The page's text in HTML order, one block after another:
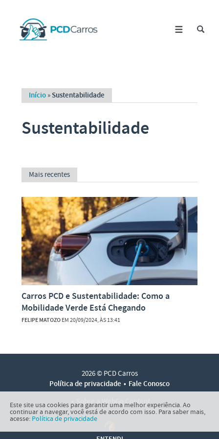
Início » Sustentabilidade
Sustentabilidade
Mais recentes
Carros PCD e Sustentabilidade: Como a
Mobilidade Verde Está Chegando
FELIPE MATOZOEM 20/09/2024, ÀS 13:41
2026 © PCD Carros
Política de privacidade
Fale Conosco
Sobre a WebGo Content
Este site usa cookies para garantir uma melhor experiência. Ao
continuar a navegar, você está de acordo com isso. Para saber mais,
acesse: Política de privacidade